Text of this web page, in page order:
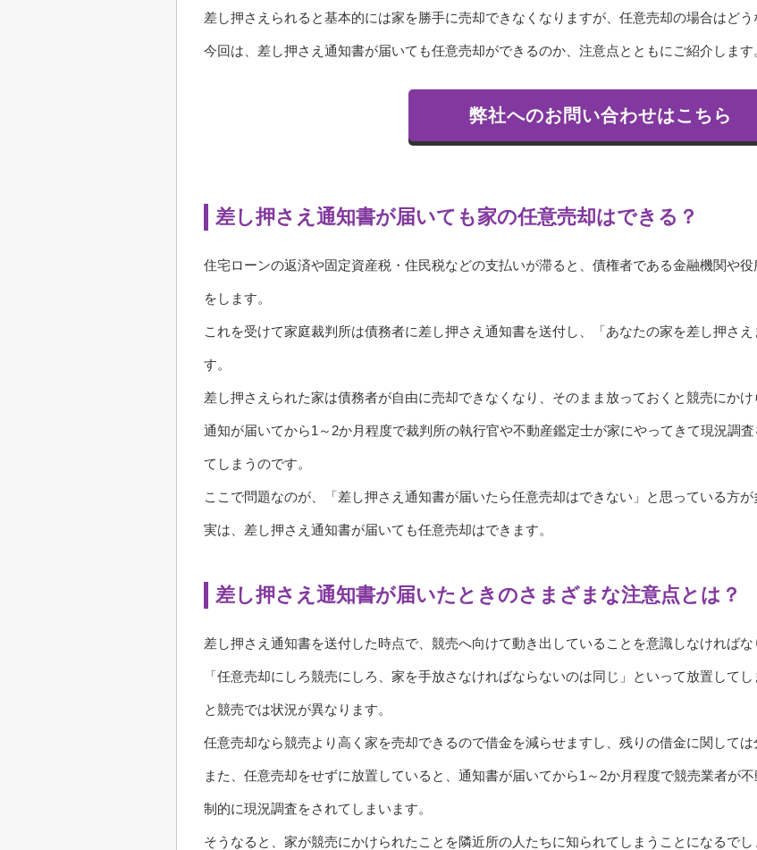
差し押さえられると基本的には家を勝手に売却できなくなりますが、任意売却の場合はどう
今回は、差し押さえ通知書が届いても任意売却ができるのか、注意点とともにご紹介します
弊社へのお問い合わせはこちら
差し押さえ通知書が届いても家の任意売却はできる？
住宅ローンの返済や固定資産税・住民税などの支払いが滞ると、債権者である金融機関や
をします。
これを受けて家庭裁判所は債務者に差し押さえ通知書を送付し、「あなたの家を差し押さ
す。
差し押さえられた家は債務者が自由に売却できなくなり、そのまま放っておくと競売にかけ
通知が届いてから1～2か月程度で裁判所の執行官や不動産鑑定士が家にやってきて現況調
てしまうのです。
ここで問題なのが、「差し押さえ通知書が届いたら任意売却はできない」と思っている方が
実は、差し押さえ通知書が届いても任意売却はできます。
差し押さえ通知書が届いたときのさまざまな注意点とは？
差し押さえ通知書を送付した時点で、競売へ向けて動き出していることを意識しなければな
「任意売却にしろ競売にしろ、家を手放さなければならないのは同じ」といって放置して
と競売では状況が異なります。
任意売却なら競売より高く家を売却できるので借金を減らせますし、残りの借金に関しては
また、任意売却をせずに放置していると、通知書が届いてから1～2か月程度で競売業者が
制的に現況調査をされてしまいます。
そうなると、家が競売にかけられたことを隣近所の人たちに知られてしまうことになるでし